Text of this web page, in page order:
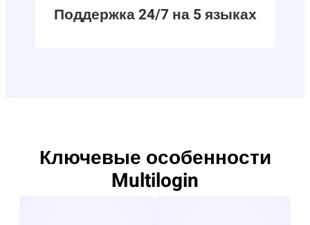
Поддержка 24/7 на 5 языках
Ключевые особенности
Multilogin